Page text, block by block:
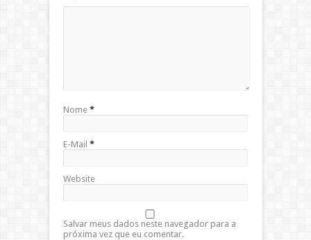
Nome *
E-Mail *
Website
Salvar meus dados neste navegador para a
próxima vez que eu comentar.